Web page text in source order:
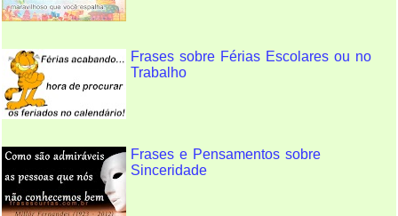
Frases sobre Férias Escolares ou no
Trabalho
Frases e Pensamentos sobre
Sinceridade